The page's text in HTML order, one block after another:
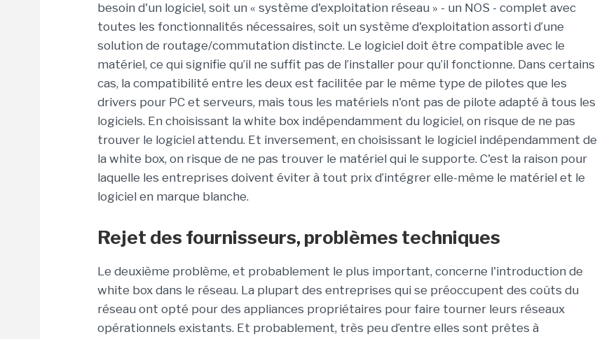
besoin d'un logiciel, soit un « système d'exploitation réseau » - un NOS - complet avec
toutes les fonctionnalités nécessaires, soit un système d'exploitation assorti d’une
solution de routage/commutation distincte. Le logiciel doit être compatible avec le
matériel, ce qui signifie qu’il ne suffit pas de l’installer pour qu’il fonctionne. Dans certains
cas, la compatibilité entre les deux est facilitée par le même type de pilotes que les
drivers pour PC et serveurs, mais tous les matériels n'ont pas de pilote adapté à tous les
logiciels. En choisissant la white box indépendamment du logiciel, on risque de ne pas
trouver le logiciel attendu. Et inversement, en choisissant le logiciel indépendamment de
la white box, on risque de ne pas trouver le matériel qui le supporte. C'est la raison pour
laquelle les entreprises doivent éviter à tout prix d’intégrer elle-même le matériel et le
logiciel en marque blanche.
Rejet des fournisseurs, problèmes techniques
Le deuxième problème, et probablement le plus important, concerne l'introduction de
white box dans le réseau. La plupart des entreprises qui se préoccupent des coûts du
réseau ont opté pour des appliances propriétaires pour faire tourner leurs réseaux
opérationnels existants. Et probablement, très peu d’entre elles sont prêtes à